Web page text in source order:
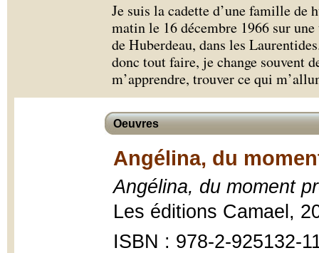
Je suis la cadette d’une famille
matin le 16 décembre 1966 sur
de Huberdeau, dans les
donc tout faire, je change souvent
m’apprendre, trouver ce qui
Oeuvres
Angélina, du
Angélina, du moment
Les éditions Camael,
ISBN : 978-2-925132-